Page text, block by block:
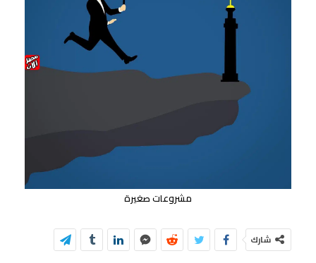
مشروعات صغيرة
شارك